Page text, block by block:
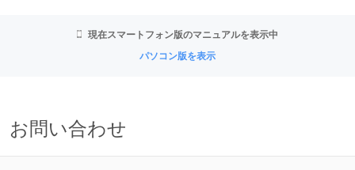
現在スマートフォン版のマニュアルを表示中
パソコン版を表示
お問い合わせ